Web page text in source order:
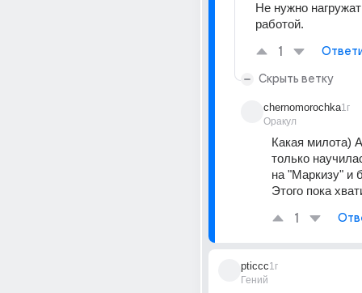
Не нужно
работой.
1
Скрыть ветку
chernomorochka
Оракул
1г
Какая милота)
только
на "Маркизу" и
Этого пока
1
pticcc
Гений
1г